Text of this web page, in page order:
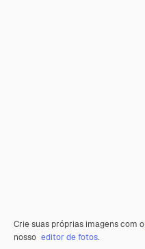
Crie suas próprias imagens com o
nosso editor de fotos.